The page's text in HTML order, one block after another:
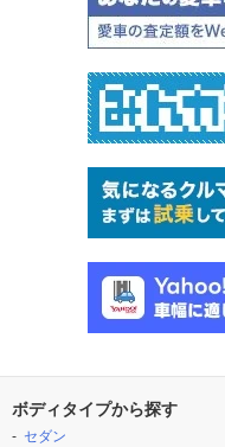
ボディタイプから探す
セダン